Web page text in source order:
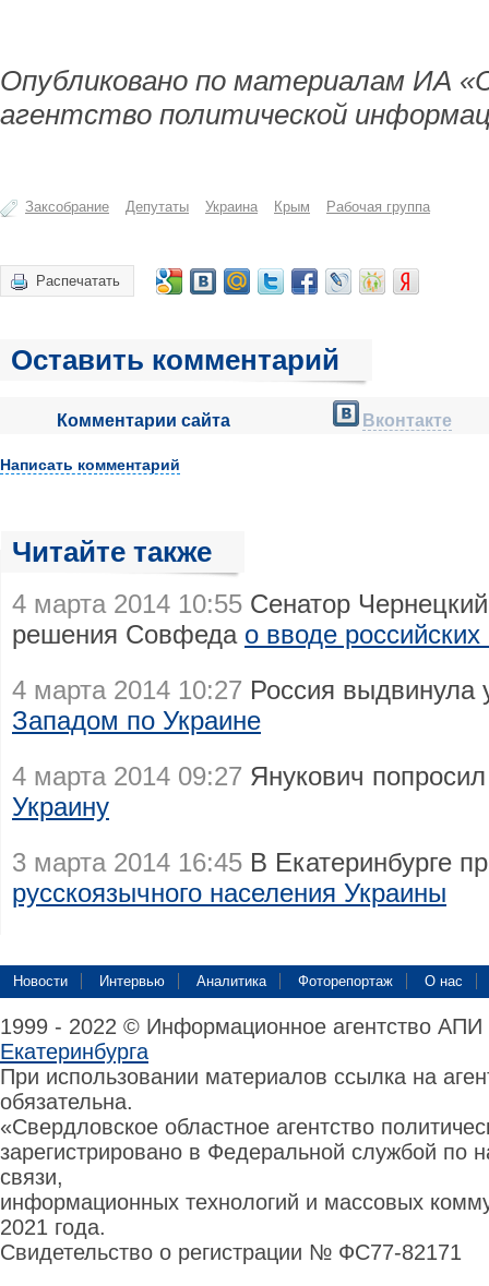
Опубликовано по материалам ИА
агентство политической
Заксобрание Депутаты Украина Крым Рабочая группа
Распечатать
Оставить комментарий
Комментарии сайта Вконтакте
Написать комментарий
Читайте также
4 марта 2014 10:55 Сенатор
решения Совфеда о вводе
4 марта 2014 10:27 Россия выдвинула
Западом по Украине
4 марта 2014 09:27 Янукович
Украину
3 марта 2014 16:45 В Екатеринбурге
русскоязычного населения Украины
Новости Интервью Аналитика Фоторепортаж О нас
1999 - 2022 © Информационное агентство
Екатеринбурга
При использовании материалов ссылка на
обязательна.
«Свердловское областное агентство
зарегистрировано в Федеральной службой по
связи,
информационных технологий и массовых
2021 года.
Свидетельство о регистрации № ФС77-82171